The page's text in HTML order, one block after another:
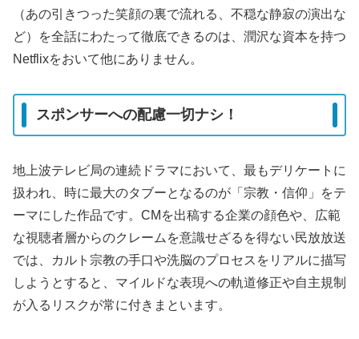
（あの引きつった笑顔の裏で流れる、不穏な静寂の演出な
ど）を全話にわたって徹底できるのは、潤沢な資本を持つ
Netflixをおいて他にありません。
スポンサーへの配慮一切ナシ！
地上波テレビ局の連続ドラマにおいて、最もデリケートに
扱われ、時に最大のタブーとなるのが「宗教・信仰」をテ
ーマにした作品です。CMを出稿する企業の顔色や、広範
な視聴者層からのクレームを意識せざるを得ない民放放送
では、カルト宗教の手口や洗脳のプロセスをリアルに描写
しようとすると、マイルドな表現への軌道修正や自主規制
が入るリスクが常に付きまといます。